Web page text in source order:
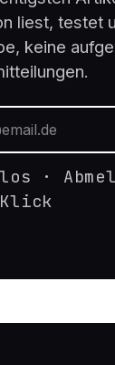
liest, testet
keine
·